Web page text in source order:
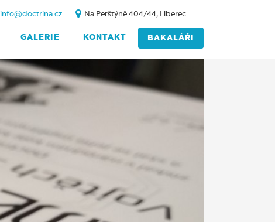
GALERIE KONTAKT BAKALÁŘI
info@doctrina.cz Na Perštýně 404/44, Liberec